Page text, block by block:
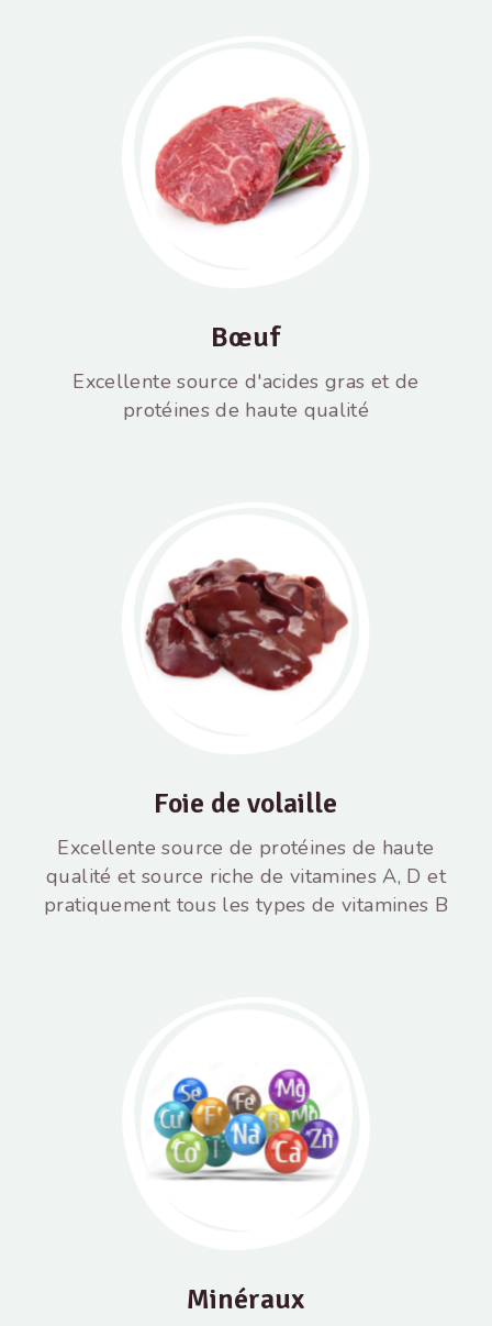
Bœuf
Excellente source d'acides gras et de
protéines de haute qualité
Foie de volaille
Excellente source de protéines de haute
qualité et source riche de vitamines A, D et
pratiquement tous les types de vitamines B
Minéraux